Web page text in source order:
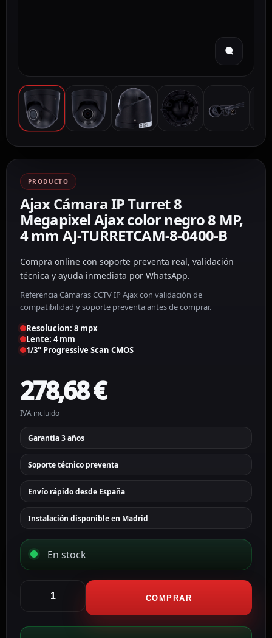
PRODUCTO
Ajax Cámara IP Turret 8
Megapixel Ajax color negro 8 MP,
4 mm AJ-TURRETCAM-8-0400-B
Compra online con soporte preventa real, validación
técnica y ayuda inmediata por WhatsApp.
Referencia Cámaras CCTV IP Ajax con validación de
compatibilidad y soporte preventa antes de comprar.
Resolucion: 8 mpx
Lente: 4 mm
1/3" Progressive Scan CMOS
278,68€
IVA incluido
Garantía 3 años
Soporte técnico preventa
Envío rápido desde España
Instalación disponible en Madrid
En stock
Cámara
Turret
COMPRAR